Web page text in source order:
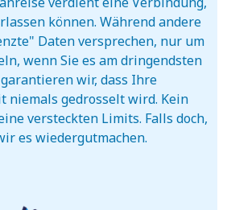
können. Während andere
Daten versprechen, nur um
wenn Sie es am dringendsten
wir, dass Ihre
niemals gedrosselt wird. Kein
versteckten Limits. Falls doch,
es wiedergutmachen.